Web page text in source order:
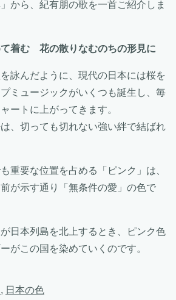
から、紀有朋の歌を一首ご紹介しま
着む 花の散りなむのちの形見に
詠んだように、現代の日本には桜を
ミュージックがいくつも誕生し、毎
ートに上がってきます。
、切っても切れない強い絆で結ばれ
重要な位置を占める「ピンク」は、
が示す通り「無条件の愛」の色で
日本列島を北上するとき、ピンク色
がこの国を染めていくのです。
, 日本の色